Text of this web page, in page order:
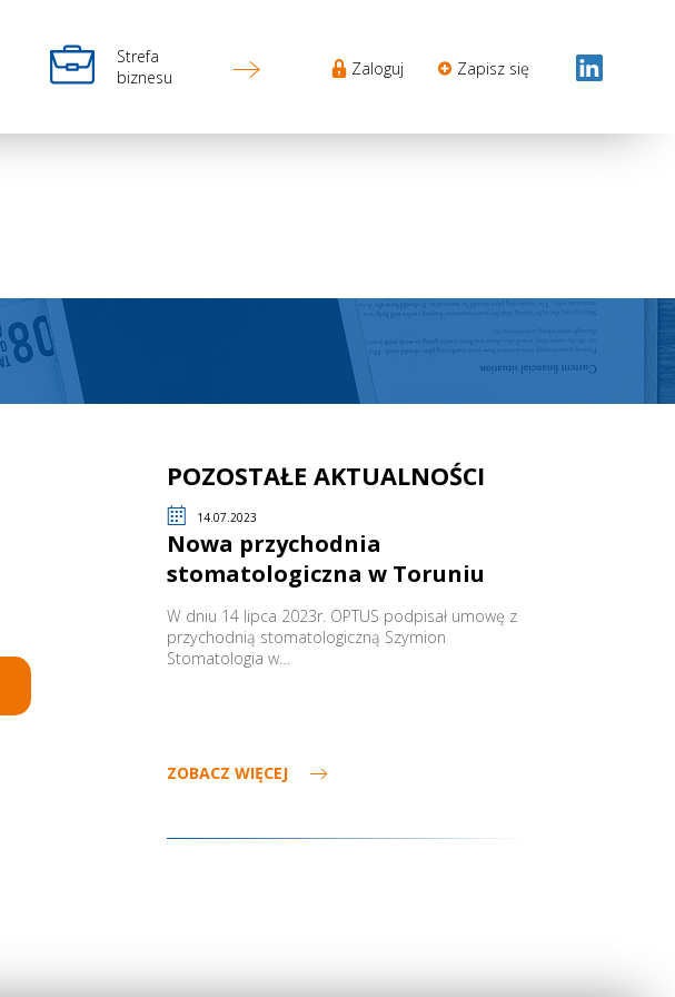
Strefa
biznesu
Ikona
Login Zaloguj Zapisz się Sekcje
POZOSTAŁE AKTUALNOŚCI
14.07.2023
Nowa przychodnia
stomatologiczna w Toruniu
W dniu 14 lipca 2023r. OPTUS podpisał umowę z
przychodnią stomatologiczną Szymion
Stomatologia w…
ZOBACZ WIĘCEJ